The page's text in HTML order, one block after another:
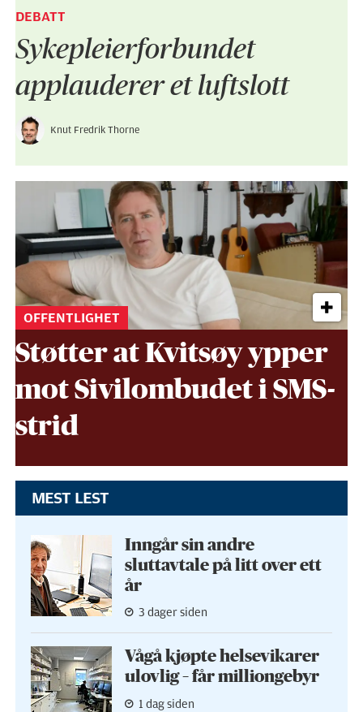
DEBATT
Sykepleier­forbundet
applauderer et luftslott
Knut Fredrik Thorne
OFFENTLIGHET
Støtter at Kvitsøy ypper
mot Sivil­ombudet i SMS-
strid
MEST LEST
Inngår sin andre
sluttavtale på litt over ett
år
3 dager siden
Vågå kjøpte helse­vikarer
ulovlig – får milliongebyr
1 dag siden